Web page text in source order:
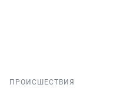
ПРОИСШЕСТВИЯ